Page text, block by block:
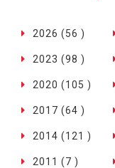
2026 (56 )
2023 (98 )
2020 (105 )
2017 (64 )
2014 (121 )
2011 (7 )